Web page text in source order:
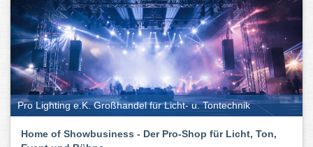
Pro Lighting e.K. Großhandel für Licht- u. Tontechnik
Home of Showbusiness - Der Pro-Shop für Licht, Ton,